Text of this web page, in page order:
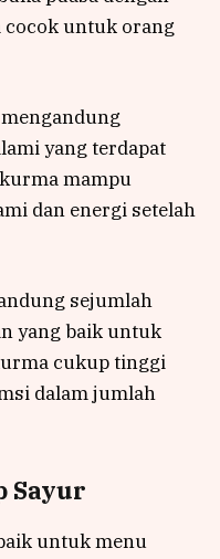
untuk orang
yang terdapat
mampu
dan energi setelah
sejumlah
yang baik untuk
cukup tinggi
dalam jumlah
Sayur
untuk menu